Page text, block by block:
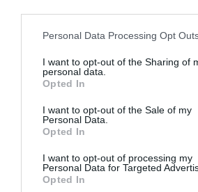
Personal Data Processing Opt
I want to opt-out of the Sharing of
personal data.
Opted In
I want to opt-out of the Sale of my
Personal Data.
Opted In
I want to opt-out of processing my
Personal Data for Targeted
Opted In
ADVERTISEMENT - CONTINUE
RELATED STORY
Ενα κομμάτι-